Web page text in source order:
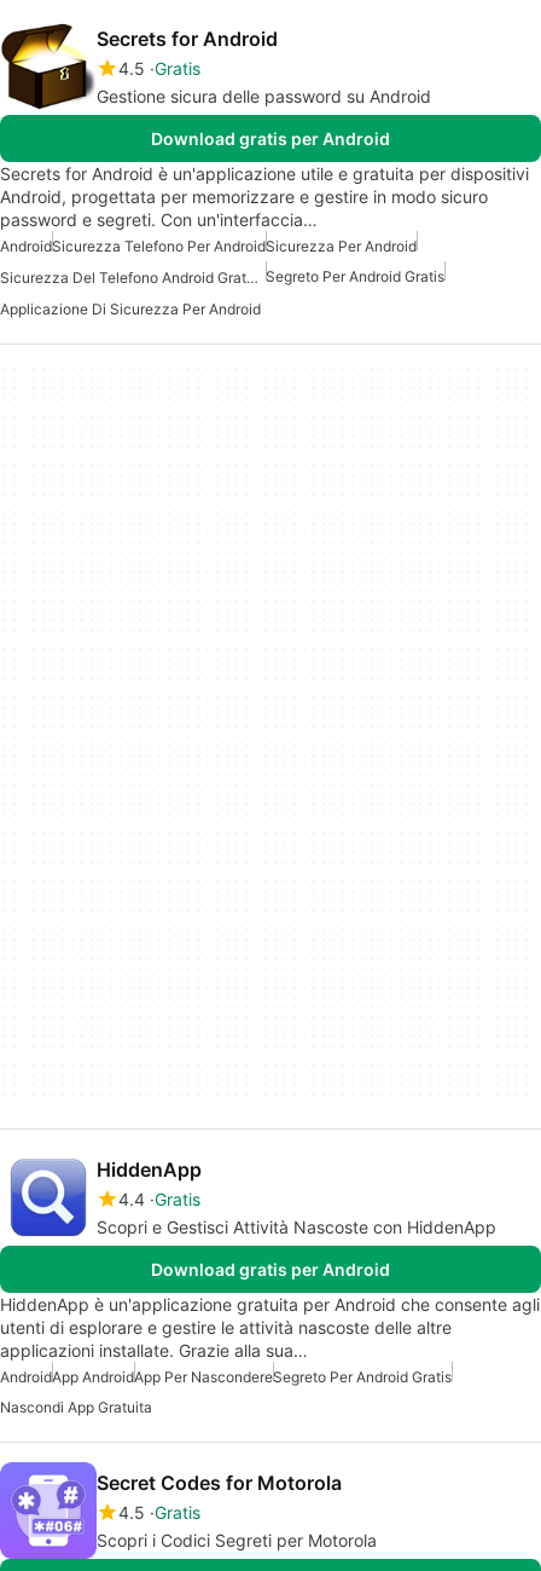
Secrets for Android
4.5 Gratis
Gestione sicura delle password su Android
Download gratis per Android
Secrets for Android è un'applicazione utile e gratuita per dispositivi
Android, progettata per memorizzare e gestire in modo sicuro
password e segreti. Con un'interfaccia…
AndroidSicurezza Telefono Per AndroidSicurezza Per Android
Sicurezza Del Telefono Android Gratuita Segreto Per Android Gratis
Applicazione Di Sicurezza Per Android
HiddenApp
4.4 Gratis
Scopri e Gestisci Attività Nascoste con HiddenApp
Download gratis per Android
HiddenApp è un'applicazione gratuita per Android che consente agli
utenti di esplorare e gestire le attività nascoste delle altre
applicazioni installate. Grazie alla sua…
AndroidApp AndroidApp Per NascondereSegreto Per Android Gratis
Nascondi App Gratuita
Secret Codes for Motorola
4.5 Gratis
Scopri i Codici Segreti per Motorola